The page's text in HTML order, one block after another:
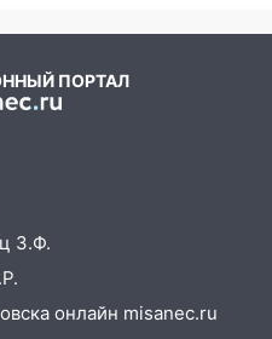
рок и силовой
время»
в Ульяновске 5
дня: список АЗС
в
19-летнюю
горло: в
с судимым
ПОРТАЛ
З.Ф.
онлайн misanec.ru